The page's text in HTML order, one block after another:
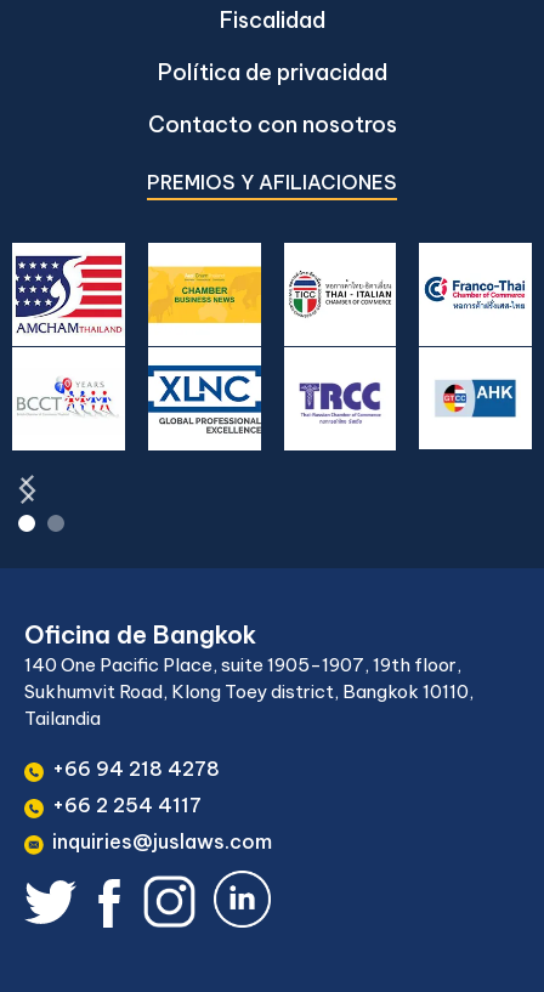
Fiscalidad
Política de privacidad
Contacto con nosotros
PREMIOS Y AFILIACIONES
Oficina de Bangkok
140 One Pacific Place, suite 1905-1907, 19th floor,
Sukhumvit Road, Klong Toey district, Bangkok 10110,
Tailandia
+66 94 218 4278
+66 2 254 4117
inquiries@juslaws.com